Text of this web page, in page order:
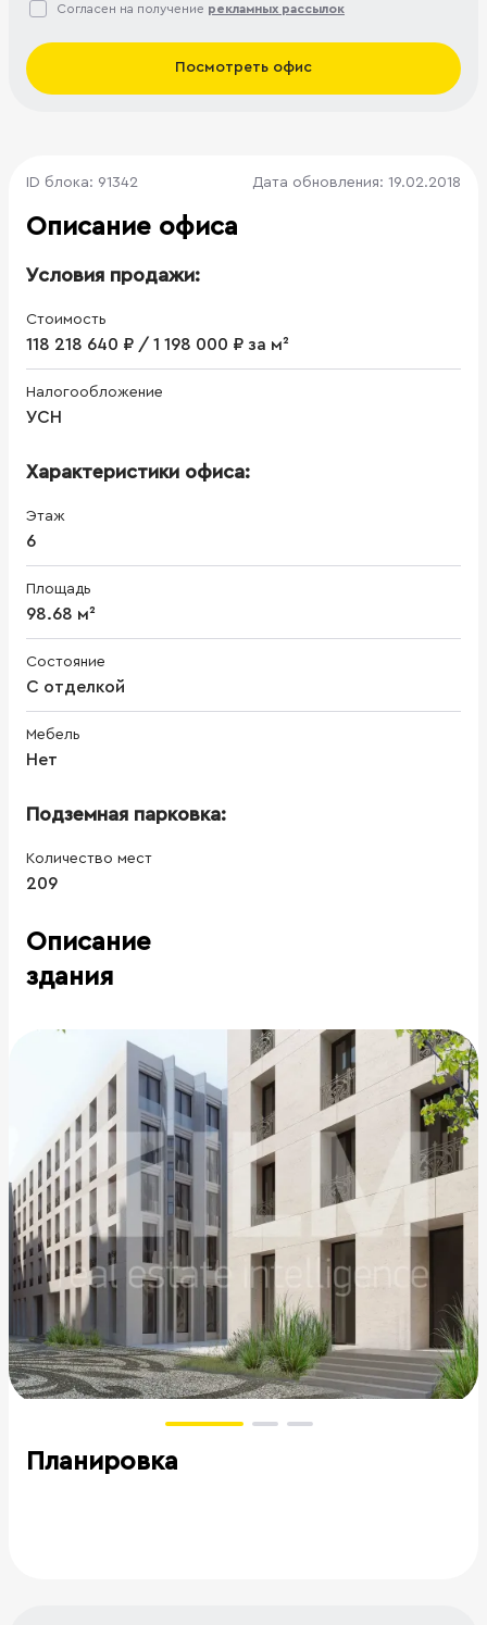
Согласен на получение рекламных рассылок
Посмотреть офис
ID блока: 91342 Дата обновления: 19.02.2018
Описание офиса
Условия продажи:
Стоимость
118 218 640 ₽ / 1 198 000 ₽ за м²
Налогообложение
УСН
Характеристики офиса:
Этаж
6
Площадь
98.68 м²
Состояние
С отделкой
Мебель
Нет
Подземная парковка:
Количество мест
209
Описание
здания
Планировка